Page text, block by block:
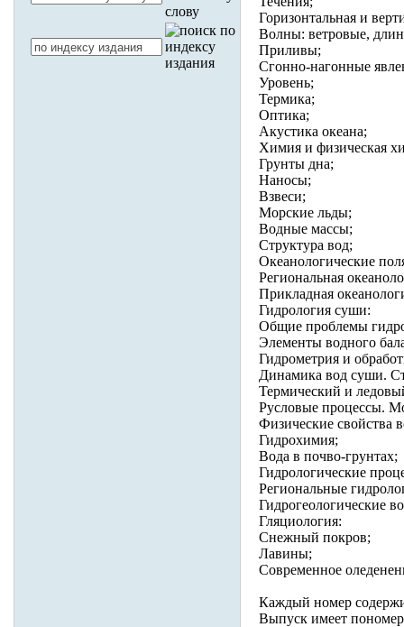
Горизонтальная и
Волны: ветровые,
Приливы;
Сгонно-нагонные
Уровень;
Термика;
Оптика;
Акустика океана;
Химия и физическая
Грунты дна;
Наносы;
Взвеси;
Морские льды;
Водные массы;
Структура вод;
Океанологические
Региональная
Прикладная
Гидрология суши:
Общие проблемы
Элементы водного
Гидрометрия и
Динамика вод суши.
Термический и
Русловые процессы.
Физические свойства
Гидрохимия;
Вода в почво-грунтах;
Гидрологические
Региональные
Гидрогеологические
Гляциология:
Снежный покров;
Лавины;
Современное
Каждый номер
Выпуск имеет